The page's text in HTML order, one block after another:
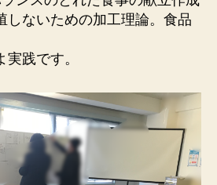
しないための加工理論。食品
践です。